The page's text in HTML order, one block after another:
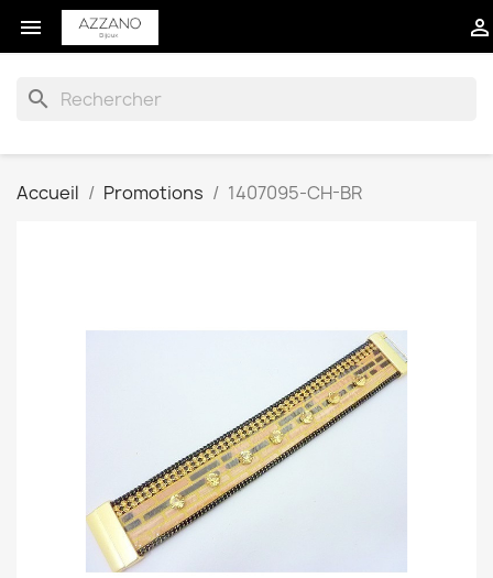
 
search
Accueil Promotions 1407095-CH-BR